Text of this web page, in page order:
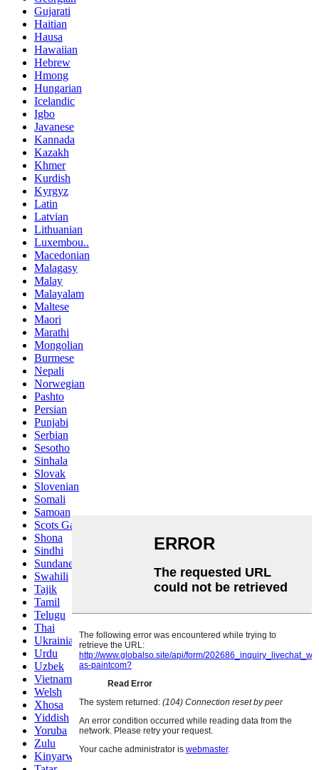
Gujarati
Haitian
Hausa
Hawaiian
Hebrew
Hmong
Hungarian
Icelandic
Igbo
Javanese
Kannada
Kazakh
Khmer
Kurdish
Kyrgyz
Latin
Latvian
Lithuanian
Luxembou..
Macedonian
Malagasy
Malay
Malayalam
Maltese
Maori
Marathi
Mongolian
Burmese
Nepali
Norwegian
Pashto
Persian
Punjabi
Serbian
Sesotho
Sinhala
Slovak
Slovenian
Somali
Samoan
Scots Gaelic
Shona
Sindhi
Sundanese
Swahili
Tajik
Tamil
Telugu
Thai
Ukrainian
Urdu
Uzbek
Vietnamese
Welsh
Xhosa
Yiddish
Yoruba
Zulu
Kinyarwanda